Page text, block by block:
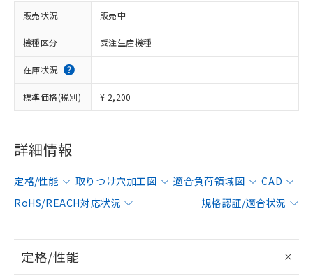
販売状況 販売中
機種区分 受注生産機種
在庫状況
標準価格(税別) ¥ 2,200
詳細情報
定格/性能 取りつけ穴加工図 適合負荷領域図
CAD
RoHS/REACH対応状況
規格認証/適合状況
定格/性能